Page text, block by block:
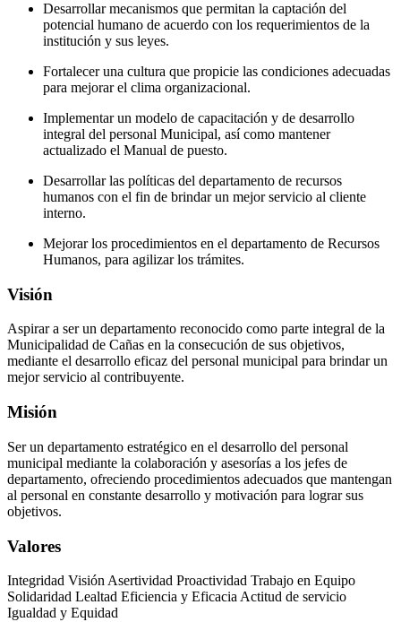
Desarrollar mecanismos que permitan la captación del
potencial humano de acuerdo con los requerimientos de la
institución y sus leyes.
Fortalecer una cultura que propicie las condiciones adecuadas
para mejorar el clima organizacional.
Implementar un modelo de capacitación y de desarrollo
integral del personal Municipal, así como mantener
actualizado el Manual de puesto.
Desarrollar las políticas del departamento de recursos
humanos con el fin de brindar un mejor servicio al cliente
interno.
Mejorar los procedimientos en el departamento de Recursos
Humanos, para agilizar los trámites.
Visión
Aspirar a ser un departamento reconocido como parte integral de la
Municipalidad de Cañas en la consecución de sus objetivos,
mediante el desarrollo eficaz del personal municipal para brindar un
mejor servicio al contribuyente.
Misión
Ser un departamento estratégico en el desarrollo del personal
municipal mediante la colaboración y asesorías a los jefes de
departamento, ofreciendo procedimientos adecuados que mantengan
al personal en constante desarrollo y motivación para lograr sus
objetivos.
Valores
Integridad Visión Asertividad Proactividad Trabajo en Equipo
Solidaridad Lealtad Eficiencia y Eficacia Actitud de servicio
Igualdad y Equidad